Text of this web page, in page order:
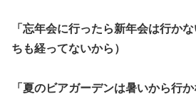
「忘年会に行ったら新年会は行か
ちも経ってないから）
「夏のビアガーデンは暑いから行か